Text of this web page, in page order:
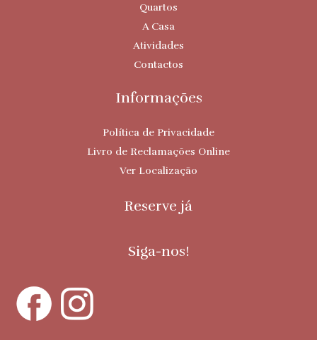
Quartos
A Casa
Atividades
Contactos
Informações
Política de Privacidade
Livro de Reclamações Online
Ver Localização
Reserve já
Siga-nos!